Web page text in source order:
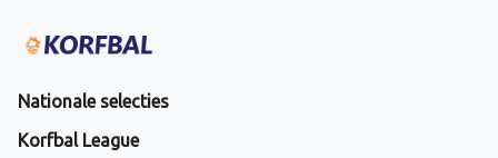
Nationale selecties
Korfbal League